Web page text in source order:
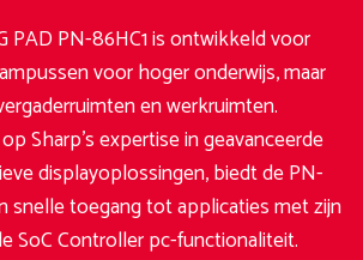
PAD PN-86HC1 is ontwikkeld voor
voor hoger onderwijs, maar
en werkruimten.
Sharp’s expertise in geavanceerde
displayoplossingen, biedt de PN-
snelle toegang tot applicaties met zijn
SoC Controller pc-functionaliteit.